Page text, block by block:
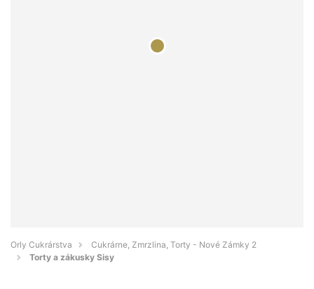
Orly Cukrárstva
Cukrárne, Zmrzlina, Torty - Nové Zámky 2
Torty a zákusky Sisy